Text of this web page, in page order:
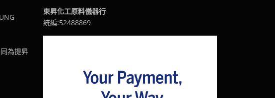
為提昇
東昇化工原料儀器行
統編:52488869